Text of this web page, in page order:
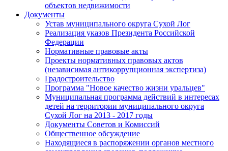
объектов недвижимости
Документы
Устав муниципального округа Сухой Лог
Реализация указов Президента Российской
Федерации
Нормативные правовые акты
Проекты нормативных правовых актов
(независимая антикоррупционная экспертиза)
Градостроительство
Программа "Новое качество жизни уральцев"
Муниципальная программа действий в интересах
детей на территории муниципального округа
Сухой Лог на 2013 - 2017 годы
Документы Советов и Комиссий
Общественное обсуждение
Находящиеся в распоряжении органов местного